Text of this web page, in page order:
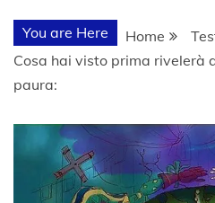
You are Here Home
Cosa hai visto prima rivelerà
paura: